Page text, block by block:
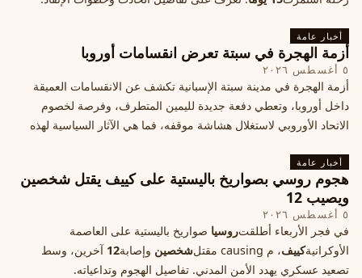
أخبار عامة
أزمة الهجرة في سبتة تعرض انقسامات أوروبا
٥ أغسطس ٢٠٢٦
أزمة الهجرة في مدينة سبتة الإسبانية تكشف عن الانقسامات العميقة
داخل أوروبا، وتعطي دفعة جديدة لليمين المتطرف، وفرصة لخصوم
الاتحاد الأوروبي لاستغلال هشاشة موقفه، فما هي الآثار السياسية لهذه
أخبار عامة
هجوم روسي بصواريخ باليستية على كييف يقتل شخصين
ويصيب 12
٥ أغسطس ٢٠٢٦
في فجر الأربعاء أطلقتروسيا صواريخ باليستية على العاصمة
الأوكرانيةكييف، م causing مقتل شخصين وإصابة12 آخرين، وسط
تصعيد عسكري يهدد الأمن المدني. تفاصيل الهجوم وتداعياته.